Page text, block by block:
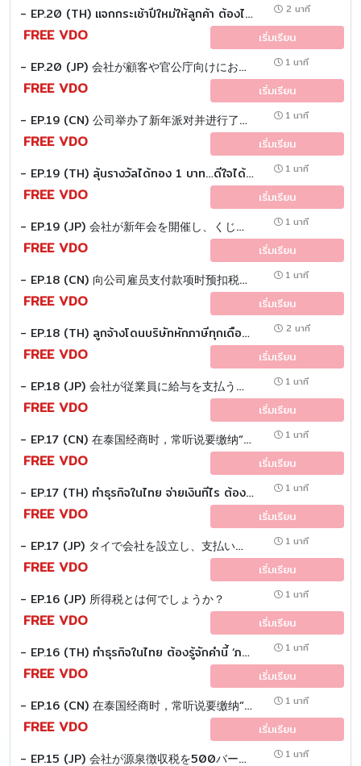
- EP.20 (TH) แจกกระเช้าปีใหม่ให้ลูกค้า ต้องไม่เกินกี่บาท... ถึงหักภาษีได้เต็ม ? 2 นาที
FREE VDO เริ่มเรียน
- EP.20 (JP) 会社が顧客や官公庁向けにお歳暮 （新年のギフトバスケット） を購入した場合、これを税務上の費用として 計上するために、金額の下限（最低いくら以上） といった規定はあるのでしょうか？ 1 นาที
FREE VDO เริ่มเรียน
- EP.19 (CN) 公司举办了新年派对并进行了抽奖活动。一名员工赢得了价值1泰铢的黄金。这会涉及哪些税务问题 ？ 1 นาที
FREE VDO เริ่มเรียน
- EP.19 (TH) ลุ้นรางวัลได้ทอง 1 บาท…ดีใจได้เต็มที่ หรือมีภาษีตามมา ? 1 นาที
FREE VDO เริ่มเรียน
- EP.19 (JP) 会社が新年会を開催し、くじ引きで従業員が「金1バーツ」を当選した場合、税務上の取扱いはどうなりますか？ 1 นาที
FREE VDO เริ่มเรียน
- EP.18 (CN) 向公司雇员支付款项时预扣税的计算 ？ 1 นาที
FREE VDO เริ่มเรียน
- EP.18 (TH) ลูกจ้างโดนบริษัทหักภาษีทุกเดือน เอ๊ะ !! คำนวณยังไงกันนะ ? 2 นาที
FREE VDO เริ่มเรียน
- EP.18 (JP) 会社が従業員に給与を支払う場合の 「源泉所得税（Personal Income Tax）」の計算方法について説明します。 1 นาที
FREE VDO เริ่มเรียน
- EP.17 (CN) 在泰国经商时，常听说要缴纳“所得税”。 那么，“所得税”是什么呢？ 1 นาที
FREE VDO เริ่มเรียน
- EP.17 (TH) ทำธุรกิจในไทย จ่ายเงินทีไร ต้องหักภาษีทุกที! เคยสงสัยไหม...หักทำไม หักให้ใคร? 1 นาที
FREE VDO เริ่มเรียน
- EP.17 (JP) タイで会社を設立し、支払いをする際には 源泉徴収を行う必要があります では、「源泉徴収税」とは何でしょうか？ 1 นาที
FREE VDO เริ่มเรียน
- EP.16 (JP) 所得税とは何でしょうか？ 1 นาที
FREE VDO เริ่มเรียน
- EP.16 (TH) ทำธุรกิจในไทย ต้องรู้จักคำนี้ ‘ภาษีเงินได้’ 1 นาที
FREE VDO เริ่มเรียน
- EP.16 (CN) 在泰国经商时，常听说要缴纳“所得税”。 那么，“所得税”是什么呢？ 1 นาที
FREE VDO เริ่มเรียน
- EP.15 (JP) 会社が源泉徴収税を500バーツ過少納付だったため、 歳入局より不足分の税額を納付するように指摘され、 さらに「延滞税）」の支払いも要求されました。 質問：この「延滞税」とは何か。 1 นาที